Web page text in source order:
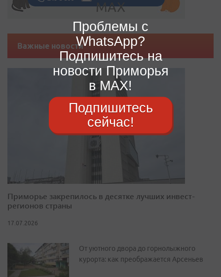
Важные новости
Приморье закрепилось в десятке лучших инвест-
регионов страны
17.07.2026
От уютного двора до горнолыжного
курорта: как преображается Арсеньев
Проблемы с
WhatsApp?
Подпишитесь на
новости Приморья
в MAX!
Подпишитесь
сейчас!